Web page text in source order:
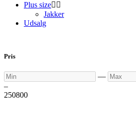
Plus size 
Jakker
Udsalg
Pris
Min — Max
–
250800